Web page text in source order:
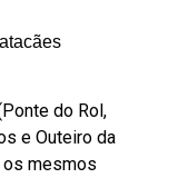
do Rol,
e Outeiro da
os mesmos